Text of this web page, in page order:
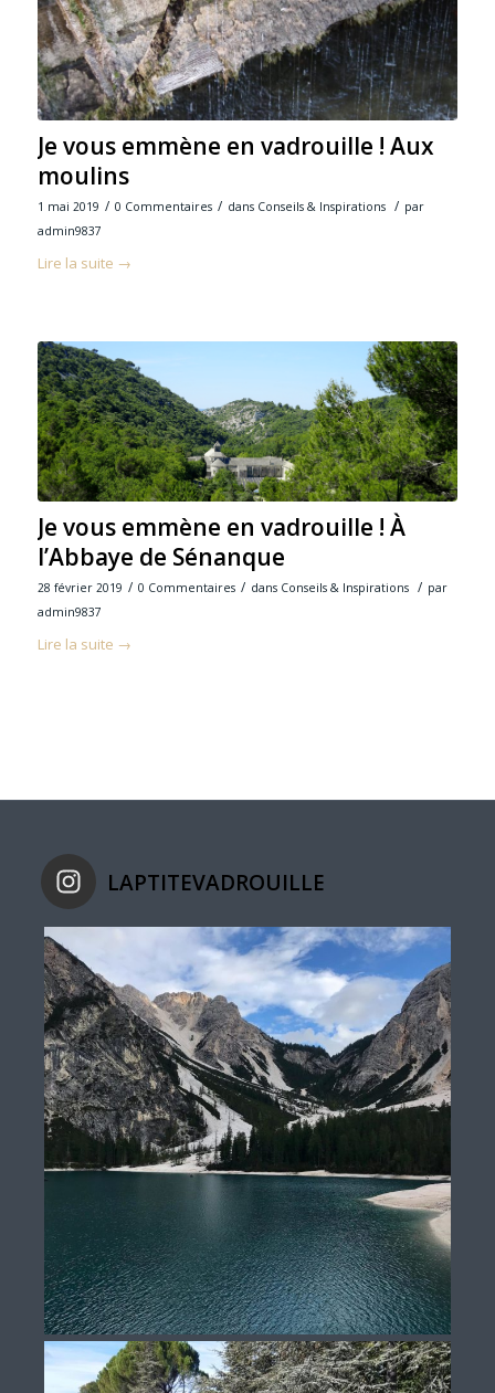
Je vous emmène en vadrouille ! Aux
moulins
1 mai 2019 / 0 Commentaires / dans Conseils & Inspirations / par
admin9837
Lire la suite →
Je vous emmène en vadrouille ! À
l’Abbaye de Sénanque
28 février 2019 / 0 Commentaires / dans Conseils & Inspirations / par
admin9837
Lire la suite →
LAPTITEVADROUILLE